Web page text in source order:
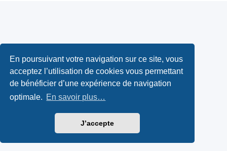
En poursuivant votre navigation sur ce site, vous
acceptez l’utilisation de cookies vous permettant
de bénéficier d’une expérience de navigation
optimale. En savoir plus…
J’accepte